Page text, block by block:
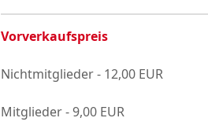
Vorverkaufspreis
Nichtmitglieder - 12,00 EUR
Mitglieder - 9,00 EUR